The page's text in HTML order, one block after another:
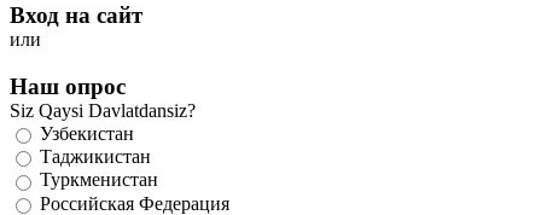
Вход на сайт
или
Наш опрос
Siz Qaysi Davlatdansiz?
Узбекистан
Таджикистан
Туркменистан
Российская Федерация